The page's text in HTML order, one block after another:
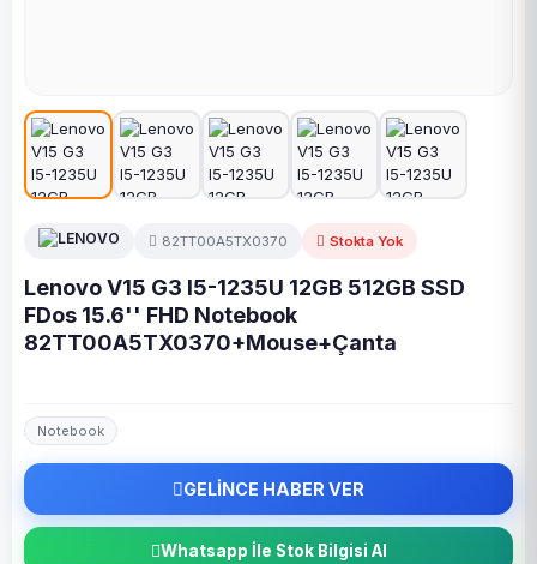
82TT00A5TX0370 Stokta Yok
Lenovo V15 G3 I5-1235U 12GB 512GB SSD
FDos 15.6'' FHD Notebook
82TT00A5TX0370+Mouse+Çanta
Notebook
GELİNCE HABER VER
Whatsapp İle Stok Bilgisi Al